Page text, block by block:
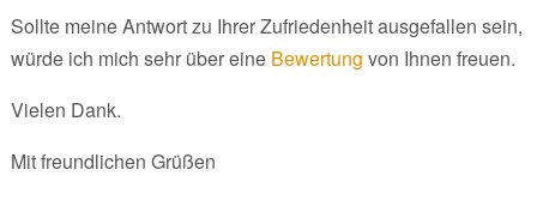
Sollte meine Antwort zu Ihrer Zufriedenheit ausgefallen sein,
würde ich mich sehr über eine Bewertung von Ihnen freuen.
Vielen Dank.
Mit freundlichen Grüßen